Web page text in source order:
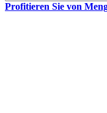
Profitieren Sie von